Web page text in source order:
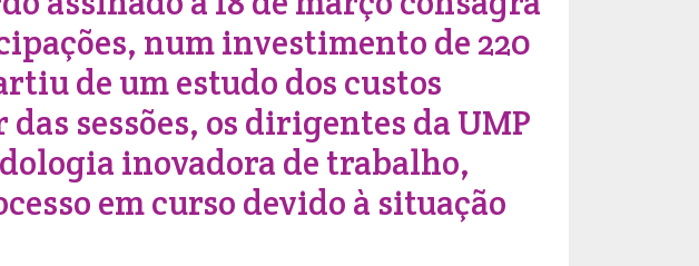
num investimento de 220
de um estudo dos custos
sessões, os dirigentes da UMP
inovadora de trabalho,
em curso devido à situação